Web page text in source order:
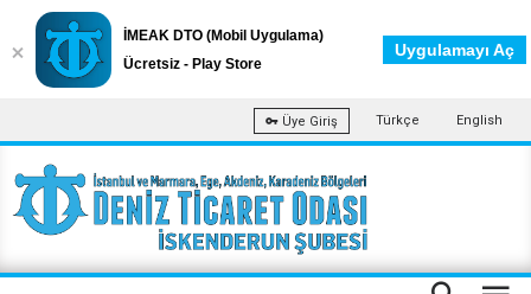
Üye Giriş Türkçe English
İMEAK DTO (Mobil Uygulama)
Ücretsiz - Play Store
Uygulamayı Aç